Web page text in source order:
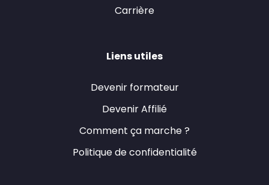
Carrière
Liens utiles
Devenir formateur
Devenir Affilié
Comment ça marche ?
Politique de confidentialité